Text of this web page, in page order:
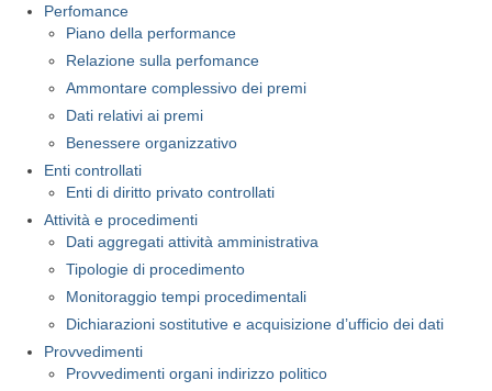
Perfomance
Piano della performance
Relazione sulla perfomance
Ammontare complessivo dei premi
Dati relativi ai premi
Benessere organizzativo
Enti controllati
Enti di diritto privato controllati
Attività e procedimenti
Dati aggregati attività amministrativa
Tipologie di procedimento
Monitoraggio tempi procedimentali
Dichiarazioni sostitutive e acquisizione d’ufficio dei dati
Provvedimenti
Provvedimenti organi indirizzo politico